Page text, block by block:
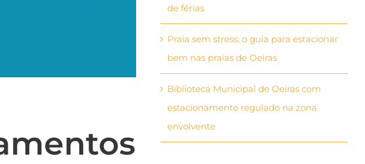
de férias
Praia sem stress: o guia para estacionar
bem nas praias de Oeiras
Biblioteca Municipal de Oeiras com
estacionamento regulado na zona
envolvente